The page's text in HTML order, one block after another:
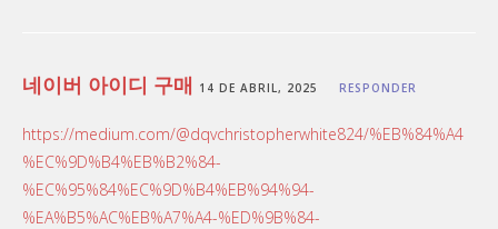
네이버 아이디 구매 14 DE ABRIL, 2025 RESPONDER
https://medium.com/@dqvchristopherwhite824/%EB%84%A4
%EC%9D%B4%EB%B2%84-
%EC%95%84%EC%9D%B4%EB%94%94-
%EA%B5%AC%EB%A7%A4-%ED%9B%84-